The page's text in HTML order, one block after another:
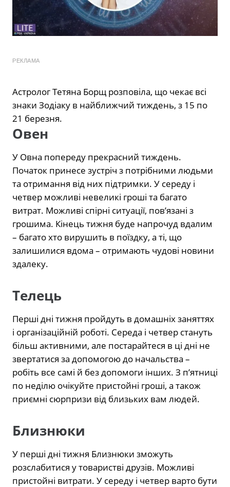
РЕКЛАМА
Астролог Тетяна Борщ розповіла, що чекає всі
знаки Зодіаку в найближчий тиждень, з 15 по
21 березня.
Овен
У Овна попереду прекрасний тиждень.
Початок принесе зустріч з потрібними людьми
та отримання від них підтримки. У середу і
четвер можливі невеликі гроші та багато
витрат. Можливі спірні ситуації, пов’язані з
грошима. Кінець тижня буде напрочуд вдалим
– багато хто вирушить в поїздку, а ті, що
залишилися вдома – отримають чудові новини
здалеку.
Телець
Перші дні тижня пройдуть в домашніх заняттях
і організаційній роботі. Середа і четвер стануть
більш активними, але постарайтеся в ці дні не
звертатися за допомогою до начальства –
робіть все самі й без допомоги інших. З п’ятниці
по неділю очікуйте пристойні гроші, а також
приємні сюрпризи від близьких вам людей.
Близнюки
У перші дні тижня Близнюки зможуть
розслабитися у товаристві друзів. Можливі
пристойні витрати. У середу і четвер варто бути